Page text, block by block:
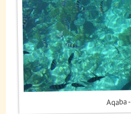
Aqaba